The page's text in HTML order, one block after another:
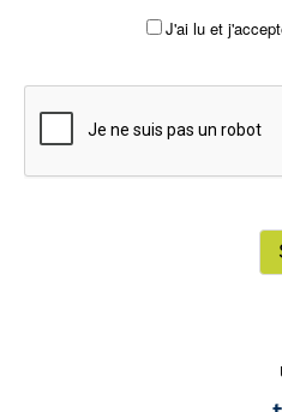
précautions nécessaires pour
municipalité, ses dirigeants,
tenus responsables des
poursuivre votre municipalité,
J'ai lu et